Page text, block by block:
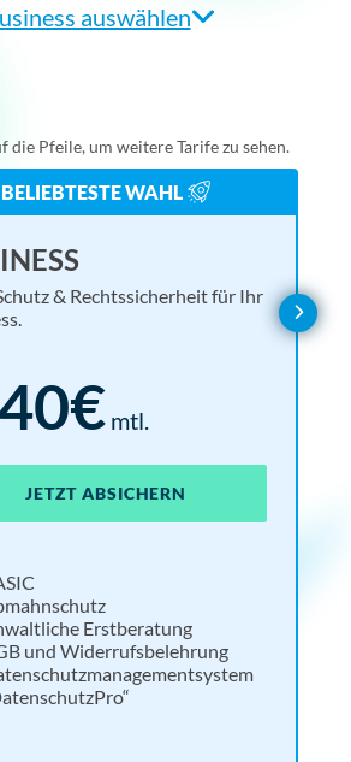
auswählen
Shop
die Pfeile, um weitere Tarife zu sehen.
BELIEBTESTE WAHL
für eine rechtssichere Website brauchen.
& Rechtssicherheit für Ihr
mtl. mtl.
JETZT ABSICHERN
und Datenschutz
Consent Tool
absichern
Barrierefreiheit und KI
Erstberatung
und Widerrufsbelehrung